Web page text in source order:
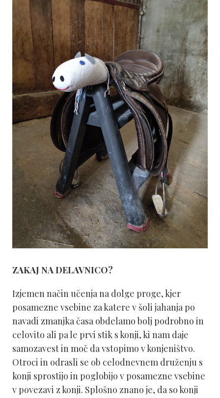
ZAKAJ NA DELAVNICO?
Izjemen način učenja na dolge proge, kjer
posamezne vsebine za katere v šoli jahanja po
navadi zmanjka časa obdelamo bolj podrobno in
celovito ali pa le prvi stik s konji, ki nam daje
samozavest in moč da vstopimo v konjeništvo.
Otroci in odrasli se ob celodnevnem druženju s
konji sprostijo in poglobijo v posamezne vsebine
v povezavi z konji. Splošno znano je, da so konji